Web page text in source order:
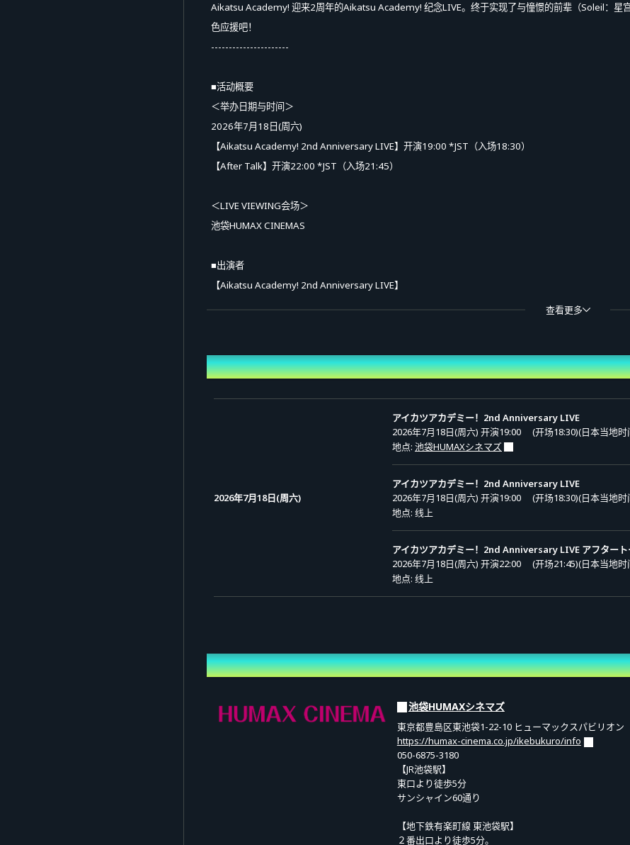
中奖公布 (日本当地时间): 2026 / 06 / 09 (周二) 10:00 起陆续
Aikatsu Academy! 迎来2周年的Aikatsu Academy! 纪念LIVE。终于实现了与憧憬的前辈（Soleil：星
色应援吧！
----------------------
■活动概要
＜举办日期与时间＞
2026年7月18日(周六)
【Aikatsu Academy! 2nd Anniversary LIVE】开演19:00 *JST（入场18:30）
【After Talk】开演22:00 *JST（入场21:45）
＜LIVE VIEWING会场＞
池袋HUMAX CINEMAS
■出演者
【Aikatsu Academy! 2nd Anniversary LIVE】
Eliant（姬乃みえる、真未梦メエ、和央パリン、凛堂たいむ）
2026年5月11日(一)10:00 JST ～ 2026年8月16日(日)19:30 *JST
[1] LIVE票券（单场）：6,600日元（含税）
※每张票券需另收系统手续费960日元。
※购买票券者无需额外付费即可观看存档视频。
※请于本页面的“观看页面”收看播送。
直播结束后，待公开准备完成后起 ～ 2026年8月16日(日)23:59 *JST 为止
查看更多
日期
2026年7月18日(周六)
アイカツアカデミー！2nd Anniversary LIVE
2026年7月18日(周六) 开演19:00
(开场18:30)(日本当地时
地点: 池袋HUMAXシネマズ
アイカツアカデミー！2nd Anniversary LIVE
2026年7月18日(周六) 开演19:00
(开场18:30)(日本当地时
地点: 线上
アイカツアカデミー！2nd Anniversary LIVE アフタート
2026年7月18日(周六) 开演22:00
(开场21:45)(日本当地时
地点: 线上
地点
池袋HUMAXシネマズ
東京都豊島区東池袋1-22-10 ヒューマックスパビリオン
https://humax-cinema.co.jp/ikebukuro/info
050-6875-3180
【JR池袋駅】
東口より徒歩5分
サンシャイン60通り
【地下鉄有楽町線 東池袋駅】
２番出口より徒歩5分。